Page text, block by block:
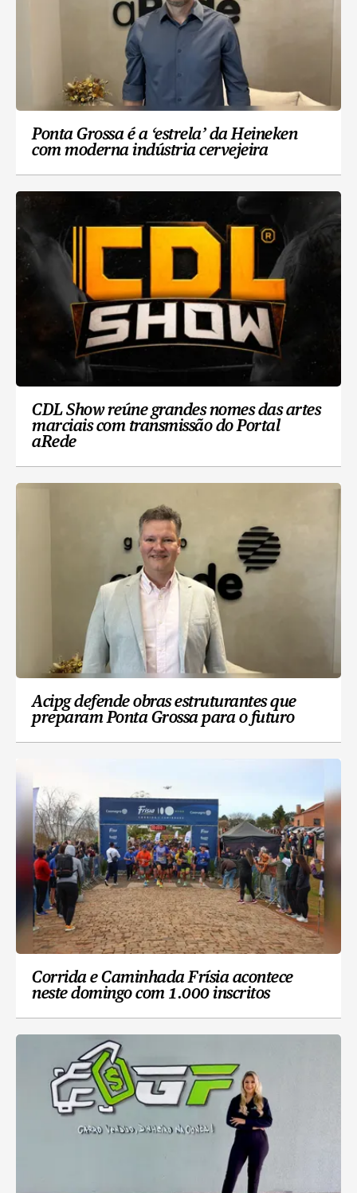
Ponta Grossa é a ‘estrela’ da Heineken
com moderna indústria cervejeira
CDL Show reúne grandes nomes das artes
marciais com transmissão do Portal
aRede
Acipg defende obras estruturantes que
preparam Ponta Grossa para o futuro
Corrida e Caminhada Frísia acontece
neste domingo com 1.000 inscritos